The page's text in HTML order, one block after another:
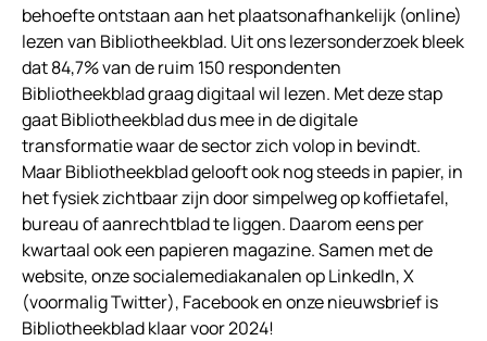
behoefte ontstaan aan het plaatsonafhankelijk (online)
lezen van Bibliotheekblad. Uit ons lezersonderzoek bleek
dat 84,7% van de ruim 150 respondenten
Bibliotheekblad graag digitaal wil lezen. Met deze stap
gaat Bibliotheekblad dus mee in de digitale
transformatie waar de sector zich volop in bevindt.
Maar Bibliotheekblad gelooft ook nog steeds in papier, in
het fysiek zichtbaar zijn door simpelweg op koffietafel,
bureau of aanrechtblad te liggen. Daarom eens per
kwartaal ook een papieren magazine. Samen met de
website, onze socialemediakanalen op LinkedIn, X
(voormalig Twitter), Facebook en onze nieuwsbrief is
Bibliotheekblad klaar voor 2024!